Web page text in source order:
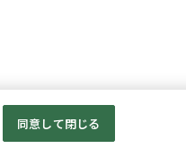
同意して閉じる